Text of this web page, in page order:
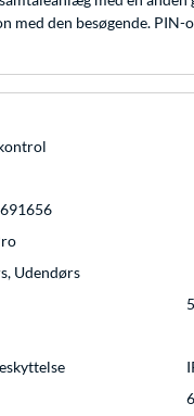
med den besøgende.
Udendørs